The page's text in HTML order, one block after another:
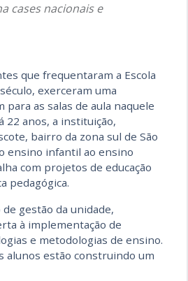
cases nacionais e
que frequentaram a Escola
exerceram uma
as salas de aula naquele
22 anos, a instituição,
bairro da zona sul de São
ensino infantil ao ensino
com projetos de educação
pedagógica.
gestão da unidade,
à implementação de
e metodologias de ensino.
alunos estão construindo um